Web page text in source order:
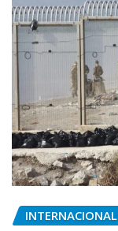
INTERNACIONAL